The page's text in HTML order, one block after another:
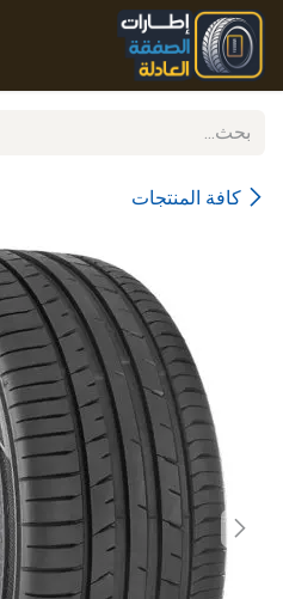
تخطي للذهاب إلى المحتوى
كافة المنتجات